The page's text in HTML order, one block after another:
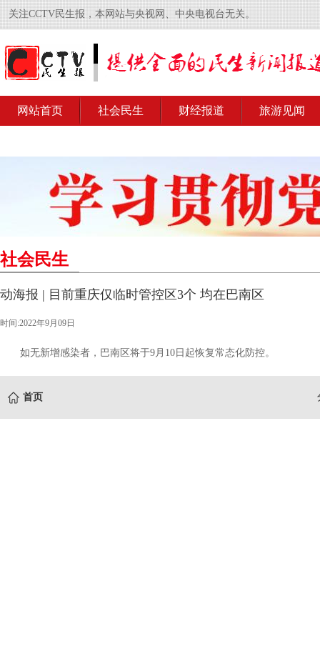
关注CCTV民生报，本网站与央视网、中央电视台无关。
网站首页 社会民生 财经报道 旅游见闻
社会民生
动海报 | 目前重庆仅临时管控区3个 均在巴南区
时间:2022年9月09日
如无新增感染者，巴南区将于9月10日起恢复常态化防控。
首页